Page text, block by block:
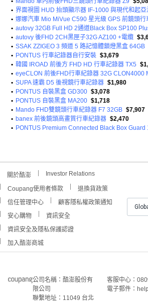
•
•
• autovy 32GB Full HD 2通道Black Box SP100
• autovy 後FHD 2CH黑匣子32G AZ100 +電纜
• SSAK ZZIGEO 3 頻道 5 路記憶體鎖燈黑盒 64GB
• PONTUS 行車記錄器自行安裝 $3,679
• 韓國 IROAD 前後方 FHD HD 行車記錄器 TX5
• eyeCLON 前後FHD行車紀錄器 32G CLON4000
• SUPA 速霸 D5 後視鏡行車記錄器 $1,980
• PONTUS 自裝黑盒 GD300 $3,078
• PONTUS 自裝黑盒 MA200 $1,718
• Mando FHD雙鏡頭行車紀錄器 F7 32GB $7,907
• banex 前後鏡頭高畫質行車紀錄器 $2,470
• PONTUS Premium Connected Black Box Guard
關於酷澎 Investor Relations
Coupang使用者條款
退換貨政策
信任管理中心
顧客隱私權政策通知
安心購物
資訊安全
資訊安全及隱私保護認證
加入酷澎商城
公司名稱：酷澎股份有
限公司
聯繫地址：11049 台北
客服中心：
電子郵件：